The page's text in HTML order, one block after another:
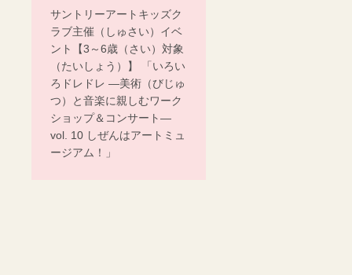
サントリーアートキッズク
ラブ主催（しゅさい）イベ
ント【3～6歳（さい）対象
（たいしょう）】 「いろい
ろドレドレ ―美術（びじゅ
つ）と音楽に親しむワーク
ショップ＆コンサート―
vol. 10 しぜんはアートミュ
ージアム！」